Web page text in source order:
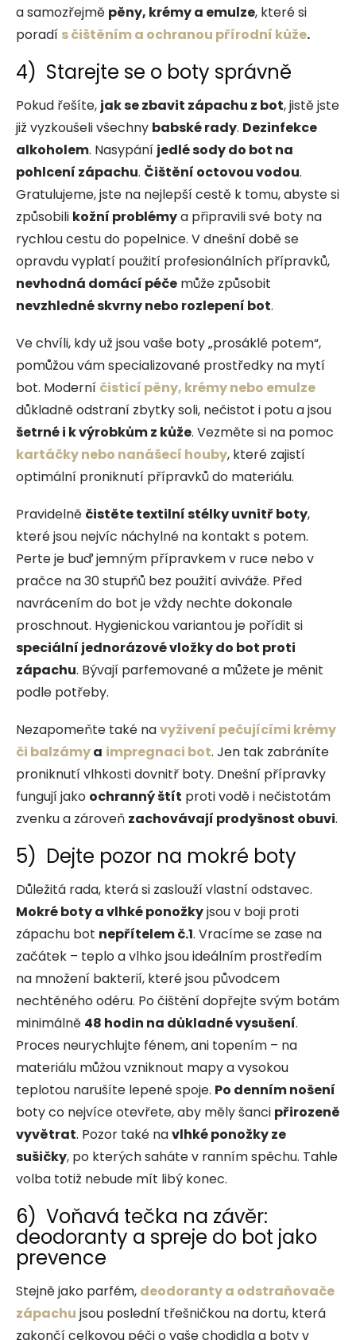
a samozřejmě pěny, krémy a emulze, které si
poradí s čištěním a ochranou přírodní kůže.
4) Starejte se o boty správně
Pokud řešíte, jak se zbavit zápachu z bot, jistě jste
již vyzkoušeli všechny babské rady. Dezinfekce
alkoholem. Nasypání jedlé sody do bot na
pohlcení zápachu. Čištění octovou vodou.
Gratulujeme, jste na nejlepší cestě k tomu, abyste si
způsobili kožní problémya připravili své boty na
rychlou cestu do popelnice. V dnešní době se
opravdu vyplatí použití profesionálních přípravků,
nevhodná domácí péče může způsobit
nevzhledné skvrny nebo rozlepení bot.
Ve chvíli, kdy už jsou vaše boty „prosáklé potem“,
pomůžou vám specializované prostředky na mytí
bot. Moderní čisticí pěny, krémy nebo emulze
důkladně odstraní zbytky soli, nečistot i potu a jsou
šetrné i k výrobkům z kůže. Vezměte si na pomoc
kartáčky nebo nanášecí houby, které zajistí
optimální proniknutí přípravků do materiálu.
Pravidelně čistěte textilní stélky uvnitř boty,
které jsou nejvíc náchylné na kontakt s potem.
Perte je buď jemným přípravkem v ruce nebo v
pračce na 30 stupňů bez použití aviváže. Před
navrácením do bot je vždy nechte dokonale
proschnout. Hygienickou variantou je pořídit si
speciální jednorázové vložky do bot proti
zápachu. Bývají parfemované a můžete je měnit
podle potřeby.
Nezapomeňte také navyživení pečujícími krémy
či balzámya impregnaci bot. Jen tak zabráníte
proniknutí vlhkosti dovnitř boty. Dnešní přípravky
fungují jako ochranný štít proti vodě i nečistotám
zvenku a zároveň zachovávají prodyšnost obuvi.
5) Dejte pozor na mokré boty
Důležitá rada, která si zaslouží vlastní odstavec.
Mokré boty a vlhké ponožkyjsou v boji proti
zápachu bot nepřítelem č.1. Vracíme se zase na
začátek – teplo a vlhko jsou ideálním prostředím
na množení bakterií, které jsou původcem
nechtěného odéru. Po čištění dopřejte svým botám
minimálně 48 hodin na důkladné vysušení.
Proces neurychlujte fénem, ani topením – na
materiálu můžou vzniknout mapy a vysokou
teplotou narušíte lepené spoje. Po denním nošení
boty co nejvíce otevřete, aby měly šanci přirozeně
vyvětrat. Pozor také navlhké ponožky ze
sušičky, po kterých saháte v ranním spěchu. Tahle
volba totiž nebude mít libý konec.
6) Voňavá tečka na závěr:
deodoranty a spreje do bot jako
prevence
Stejně jako parfém, deodoranty a odstraňovače
zápachu jsou poslední třešničkou na dortu, která
zakončí celkovou péči o vaše chodidla a boty v